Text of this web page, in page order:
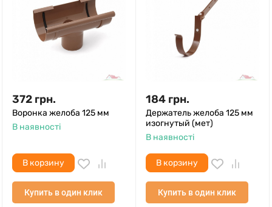
372 грн.
Воронка желоба 125 мм
В наявності
В корзину
Купить в один клик
184 грн.
Держатель желоба 125 мм
изогнутый (мет)
В наявності
В корзину
Купить в один клик